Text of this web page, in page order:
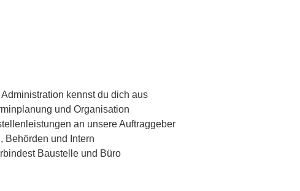
kennst du dich aus
und Organisation
an unsere Auftraggeber
Behörden und Intern
Baustelle und Büro